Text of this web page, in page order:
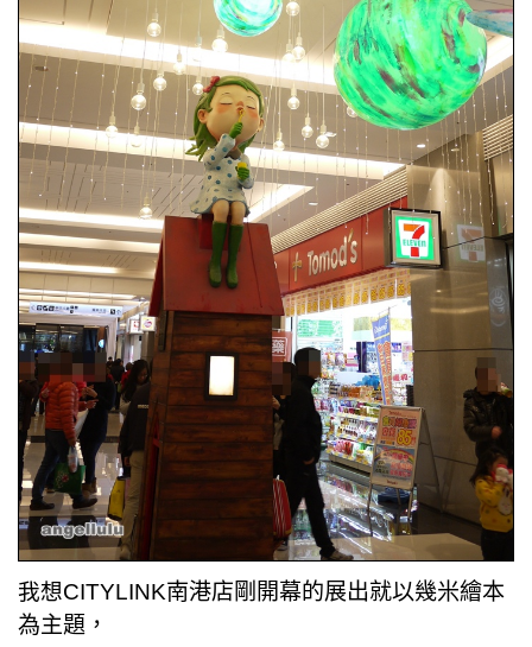
我想CITYLINK南港店剛開幕的展出就以幾米繪本
為主題，